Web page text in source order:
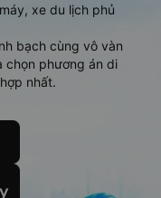
xe du lịch phủ
bạch cùng vô vàn
chọn phương án di
nhất.